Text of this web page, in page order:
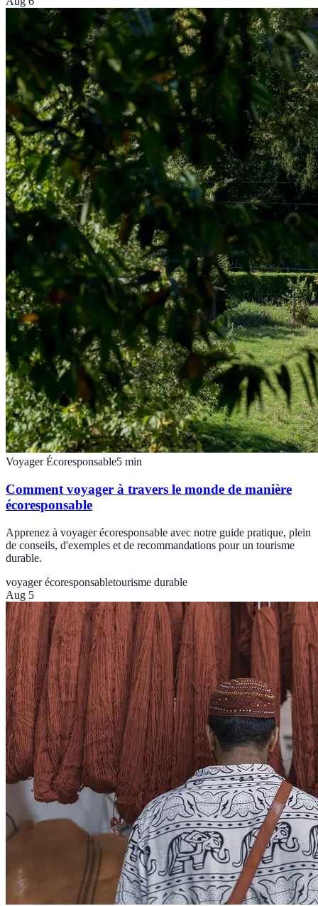
Voyager Écoresponsable5 min
Comment voyager à travers le monde de manière
écoresponsable
Apprenez à voyager écoresponsable avec notre guide pratique, plein
de conseils, d'exemples et de recommandations pour un tourisme
durable.
voyager écoresponsabletourisme durable
Aug 5